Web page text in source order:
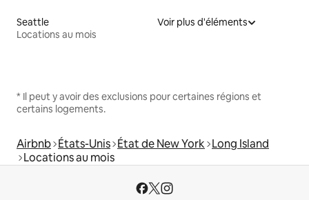
Seattle
Locations au mois
Voir plus d'éléments
* Il peut y avoir des exclusions pour certaines régions et
certains logements.
Airbnb États-Unis État de New York Long Island
Locations au mois